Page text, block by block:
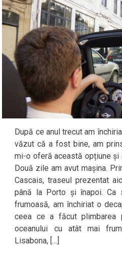
După ce anul trecut am
văzut că a fost bine, am
mi-o oferă această opțiune și
Două zile am avut mașina.
Cascais, traseul prezentat
până la Porto și înapoi. Ca
frumoasă, am închiriat o
ceea ce a făcut plimbarea
oceanului cu atât mai
Lisabona, […]